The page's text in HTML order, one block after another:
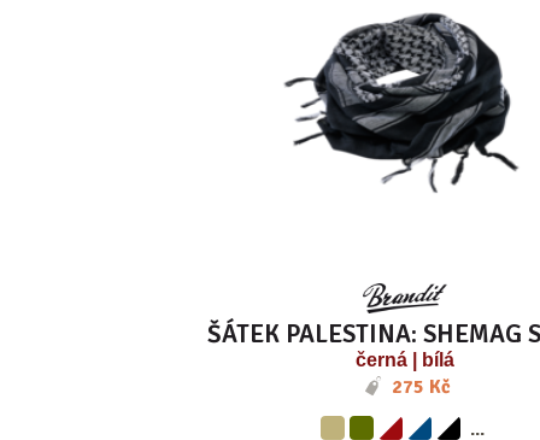
ŠÁTEK PALESTINA: SHEMAG
černá | bílá
275 Kč
...